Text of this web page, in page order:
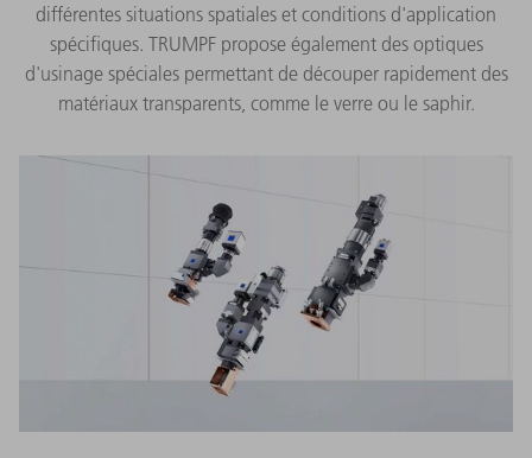
différentes situations spatiales et conditions d'application
spécifiques. TRUMPF propose également des optiques
d'usinage spéciales permettant de découper rapidement des
matériaux transparents, comme le verre ou le saphir.